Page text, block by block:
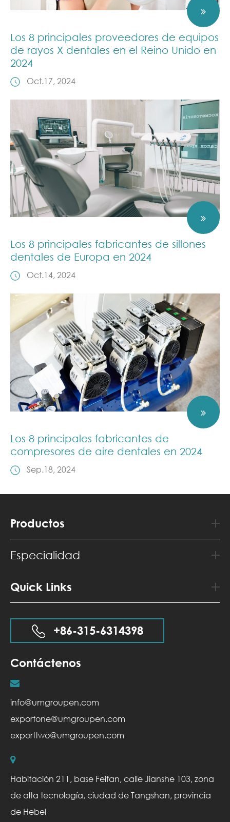
Los 8 principales proveedores de equipos
de rayos X dentales en el Reino Unido en
2024
Oct.17, 2024
Los 8 principales fabricantes de sillones
dentales de Europa en 2024
Oct.14, 2024
Los 8 principales fabricantes de
compresores de aire dentales en 2024
Sep.18, 2024
Productos
Especialidad
Quick Links
+86-315-6314398
Contáctenos
info@umgroupen.com
exportone@umgroupen.com
exporttwo@umgroupen.com
Habitación 211, base Feifan, calle Jianshe 103, zona
de alta tecnología, ciudad de Tangshan, provincia
de Hebei